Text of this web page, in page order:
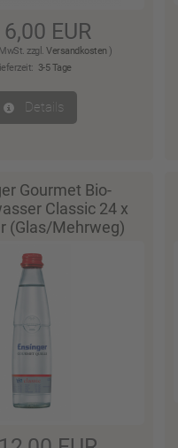
EUR
zzgl.Versandkosten )
3-5 Tage
Details
Gourmet Bio-
Classic 24 x
(Glas/Mehrweg)